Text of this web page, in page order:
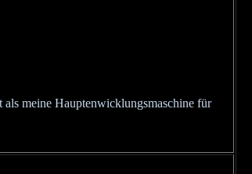
meine Hauptenwicklungsmaschine für